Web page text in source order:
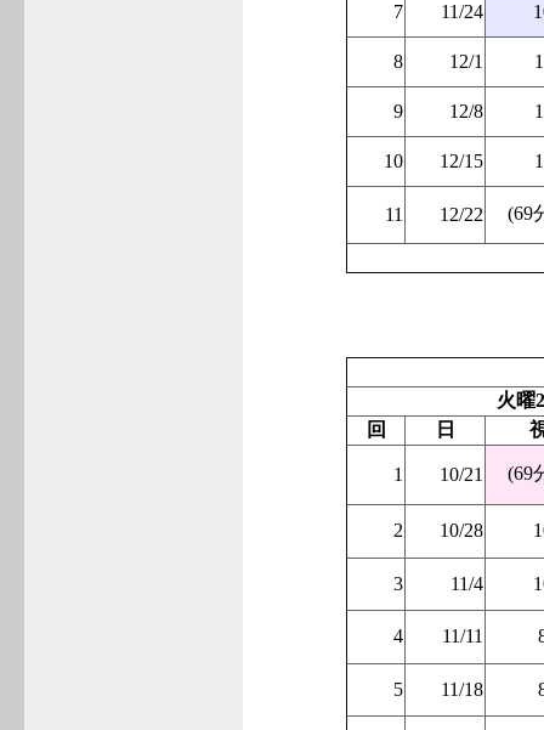
7 11/24
8 12/1
9 12/8
10 12/15
11 12/22 (69
火曜
回
日
1 10/21 (69
2 10/28
3 11/4
4 11/11
5 11/18